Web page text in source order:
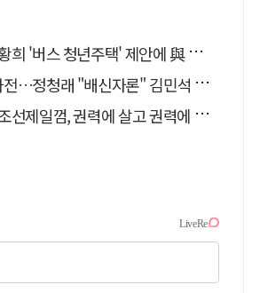
청년주택' 제안에 與 내부서도 쓴소리
청래 "배신자론" 김민석 "관리 무능"
일껌, 권력에 살고 권력에 죽었다"